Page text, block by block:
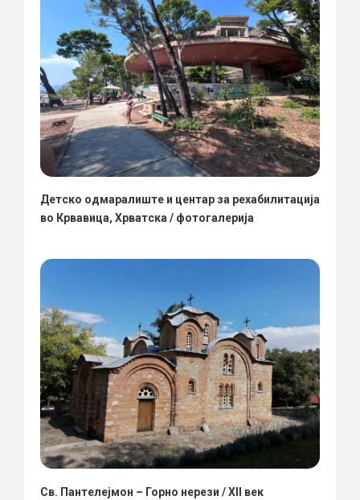
Детско одмаралиште и центар за рехабилитација
во Крвавица, Хрватска / фотогалерија
Св. Пантелејмон – Горно нерези / XII век